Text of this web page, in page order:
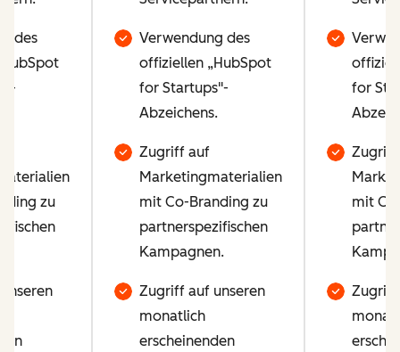
des
zu
Verwendung des
offiziellen „HubSpot
for Startups"-
Abzeichens.
Zugriff auf
Marketingmaterialien
mit Co-Branding zu
partnerspezifischen
Kampagnen.
Zugriff auf unseren
monatlich
erscheinenden
for
Zugriff
mit
Zugriff